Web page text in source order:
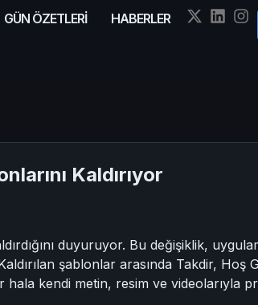
GÜN ÖZETLERİ HABERLER
Kaldırıyor
duyuruyor. Bu değişiklik,
şablonlar arasında Takdir,
kendi metin, resim ve videolarıyla